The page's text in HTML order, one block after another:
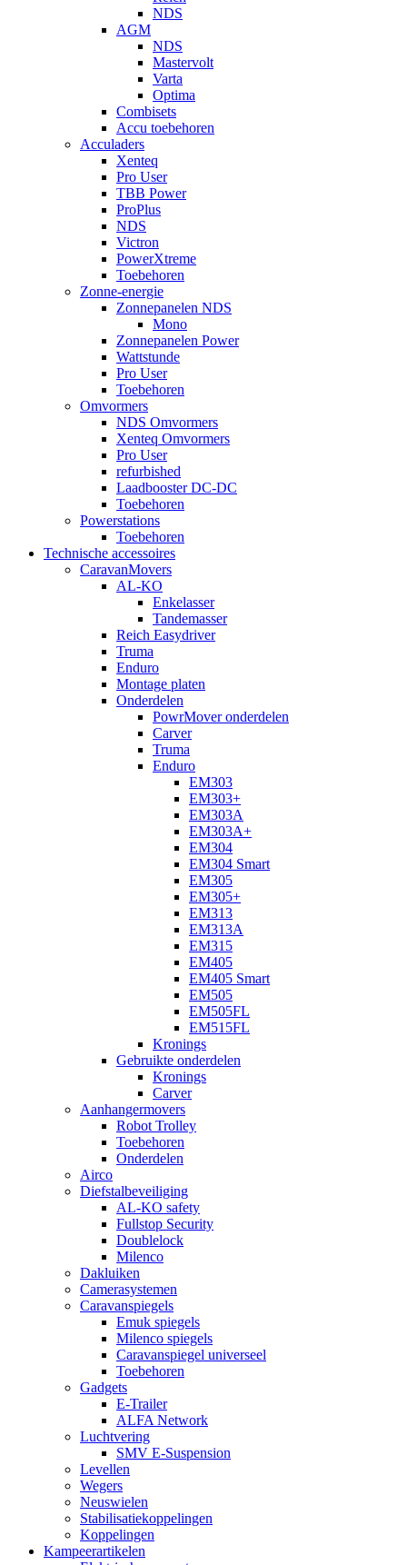
NDS
AGM
NDS
Mastervolt
Varta
Optima
Combisets
Accu toebehoren
Acculaders
Xenteq
Pro User
TBB Power
ProPlus
NDS
Victron
PowerXtreme
Toebehoren
Zonne-energie
Zonnepanelen NDS
Mono
Zonnepanelen Power
Wattstunde
Pro User
Toebehoren
Omvormers
NDS Omvormers
Xenteq Omvormers
Pro User
refurbished
Laadbooster DC-DC
Toebehoren
Powerstations
Toebehoren
Technische accessoires
CaravanMovers
AL-KO
Enkelasser
Tandemasser
Reich Easydriver
Truma
Enduro
Montage platen
Onderdelen
PowrMover onderdelen
Carver
Truma
Enduro
EM303
EM303+
EM303A
EM303A+
EM304
EM304 Smart
EM305
EM305+
EM313
EM313A
EM315
EM405
EM405 Smart
EM505
EM505FL
EM515FL
Kronings
Gebruikte onderdelen
Kronings
Carver
Aanhangermovers
Robot Trolley
Toebehoren
Onderdelen
Airco
Diefstalbeveiliging
AL-KO safety
Fullstop Security
Doublelock
Milenco
Dakluiken
Camerasystemen
Caravanspiegels
Emuk spiegels
Milenco spiegels
Caravanspiegel universeel
Toebehoren
Gadgets
E-Trailer
ALFA Network
Luchtvering
SMV E-Suspension
Levellen
Wegers
Neuswielen
Stabilisatiekoppelingen
Koppelingen
Kampeerartikelen